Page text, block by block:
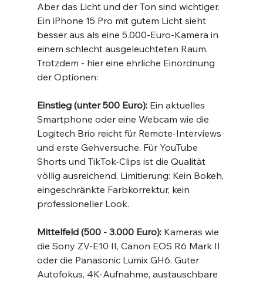
Aber das Licht und der Ton sind wichtiger.
Ein iPhone 15 Pro mit gutem Licht sieht
besser aus als eine 5.000-Euro-Kamera in
einem schlecht ausgeleuchteten Raum.
Trotzdem - hier eine ehrliche Einordnung
der Optionen:
Einstieg (unter 500 Euro): Ein aktuelles
Smartphone oder eine Webcam wie die
Logitech Brio reicht für Remote-Interviews
und erste Gehversuche. Für YouTube
Shorts und TikTok-Clips ist die Qualität
völlig ausreichend. Limitierung: Kein Bokeh,
eingeschränkte Farbkorrektur, kein
professioneller Look.
Mittelfeld (500 - 3.000 Euro): Kameras wie
die Sony ZV-E10 II, Canon EOS R6 Mark II
oder die Panasonic Lumix GH6. Guter
Autofokus, 4K-Aufnahme, austauschbare